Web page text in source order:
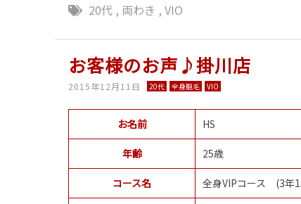
20代 , 両わき ,VIO
お客様のお声♪掛川店
2015年12月11日 20代 全身脱毛 VIO
お名前 HS
年齢 25歳
コース名 全身VIPコース (3年